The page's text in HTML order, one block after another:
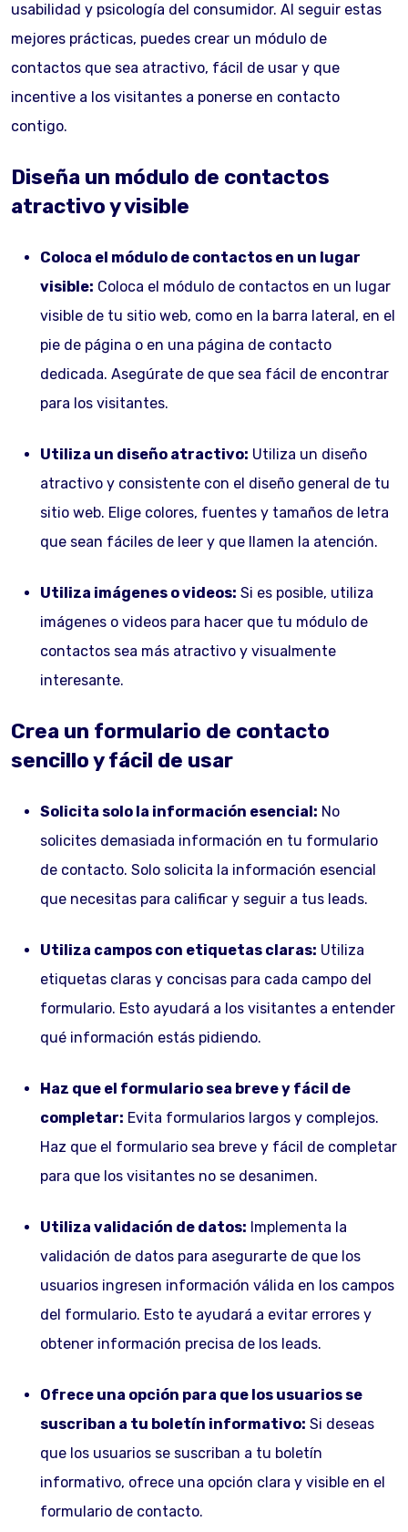
usabilidad y psicología del consumidor. Al seguir estas
mejores prácticas, puedes crear un módulo de
contactos que sea atractivo, fácil de usar y que
incentive a los visitantes a ponerse en contacto
contigo.
Diseña un módulo de contactos
atractivo y visible
Coloca el módulo de contactos en un lugar
visible: Coloca el módulo de contactos en un lugar
visible de tu sitio web, como en la barra lateral, en el
pie de página o en una página de contacto
dedicada. Asegúrate de que sea fácil de encontrar
para los visitantes.
Utiliza un diseño atractivo: Utiliza un diseño
atractivo y consistente con el diseño general de tu
sitio web. Elige colores, fuentes y tamaños de letra
que sean fáciles de leer y que llamen la atención.
Utiliza imágenes o videos: Si es posible, utiliza
imágenes o videos para hacer que tu módulo de
contactos sea más atractivo y visualmente
interesante.
Crea un formulario de contacto
sencillo y fácil de usar
Solicita solo la información esencial: No
solicites demasiada información en tu formulario
de contacto. Solo solicita la información esencial
que necesitas para calificar y seguir a tus leads.
Utiliza campos con etiquetas claras: Utiliza
etiquetas claras y concisas para cada campo del
formulario. Esto ayudará a los visitantes a entender
qué información estás pidiendo.
Haz que el formulario sea breve y fácil de
completar: Evita formularios largos y complejos.
Haz que el formulario sea breve y fácil de completar
para que los visitantes no se desanimen.
Utiliza validación de datos: Implementa la
validación de datos para asegurarte de que los
usuarios ingresen información válida en los campos
del formulario. Esto te ayudará a evitar errores y
obtener información precisa de los leads.
Ofrece una opción para que los usuarios se
suscriban a tu boletín informativo: Si deseas
que los usuarios se suscriban a tu boletín
informativo, ofrece una opción clara y visible en el
formulario de contacto.